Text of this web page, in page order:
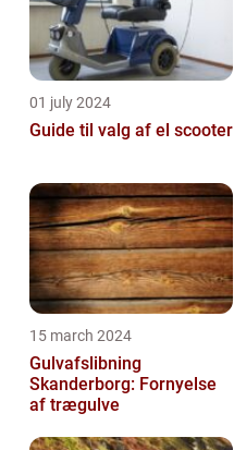
01 july 2024
Guide til valg af el scooter
15 march 2024
Gulvafslibning
Skanderborg: Fornyelse
af trægulve